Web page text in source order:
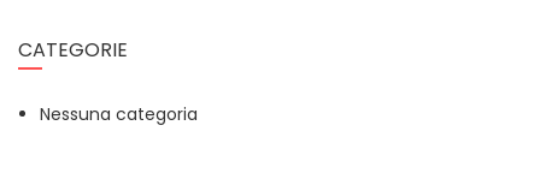
CATEGORIE
Nessuna categoria